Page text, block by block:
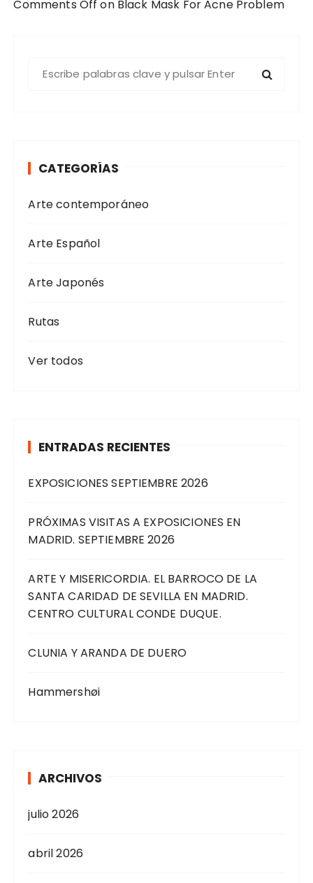
Comments Off on Black Mask For Acne Problem
CATEGORÍAS
Arte contemporáneo
Arte Español
Arte Japonés
Rutas
Ver todos
ENTRADAS RECIENTES
EXPOSICIONES SEPTIEMBRE 2026
PRÓXIMAS VISITAS A EXPOSICIONES EN
MADRID. SEPTIEMBRE 2026
ARTE Y MISERICORDIA. EL BARROCO DE LA
SANTA CARIDAD DE SEVILLA EN MADRID.
CENTRO CULTURAL CONDE DUQUE.
CLUNIA Y ARANDA DE DUERO
Hammershøi
ARCHIVOS
julio 2026
abril 2026